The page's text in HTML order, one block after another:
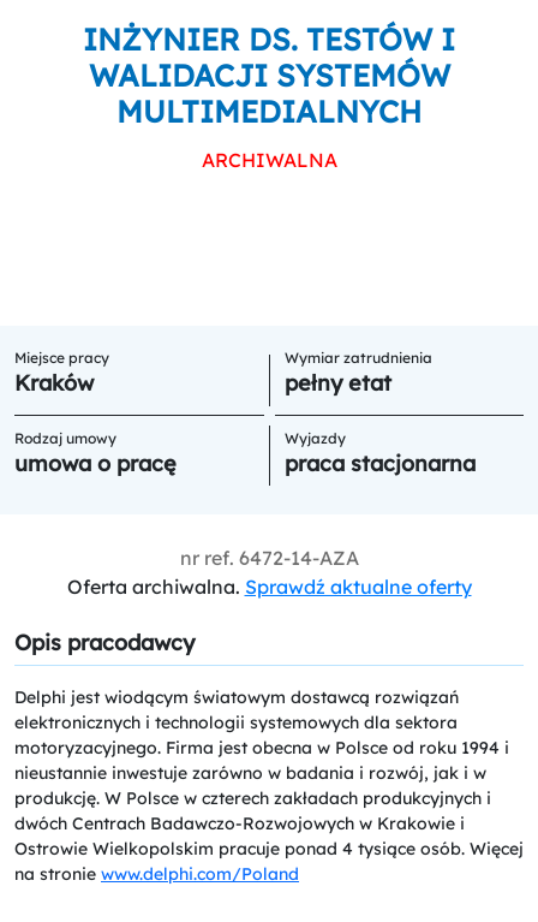
INŻYNIER DS. TESTÓW I
WALIDACJI SYSTEMÓW
MULTIMEDIALNYCH
ARCHIWALNA
Miejsce pracy
Kraków
Wymiar zatrudnienia
pełny etat
Rodzaj umowy
umowa o pracę
Wyjazdy
praca stacjonarna
nr ref. 6472-14-AZA
Oferta archiwalna. Sprawdź aktualne oferty
Opis pracodawcy
Delphi jest wiodącym światowym dostawcą rozwiązań
elektronicznych i technologii systemowych dla sektora
motoryzacyjnego. Firma jest obecna w Polsce od roku 1994 i
nieustannie inwestuje zarówno w badania i rozwój, jak i w
produkcję. W Polsce w czterech zakładach produkcyjnych i
dwóch Centrach Badawczo-Rozwojowych w Krakowie i
Ostrowie Wielkopolskim pracuje ponad 4 tysiące osób. Więcej
na stronie www.delphi.com/Poland